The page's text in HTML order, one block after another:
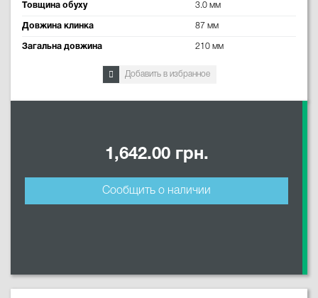
Товщина обуху 3.0 мм
Довжина клинка 87 мм
Загальна довжина 210 мм
Добавить в избранное
1,642.00 грн.
Сообщить о наличии